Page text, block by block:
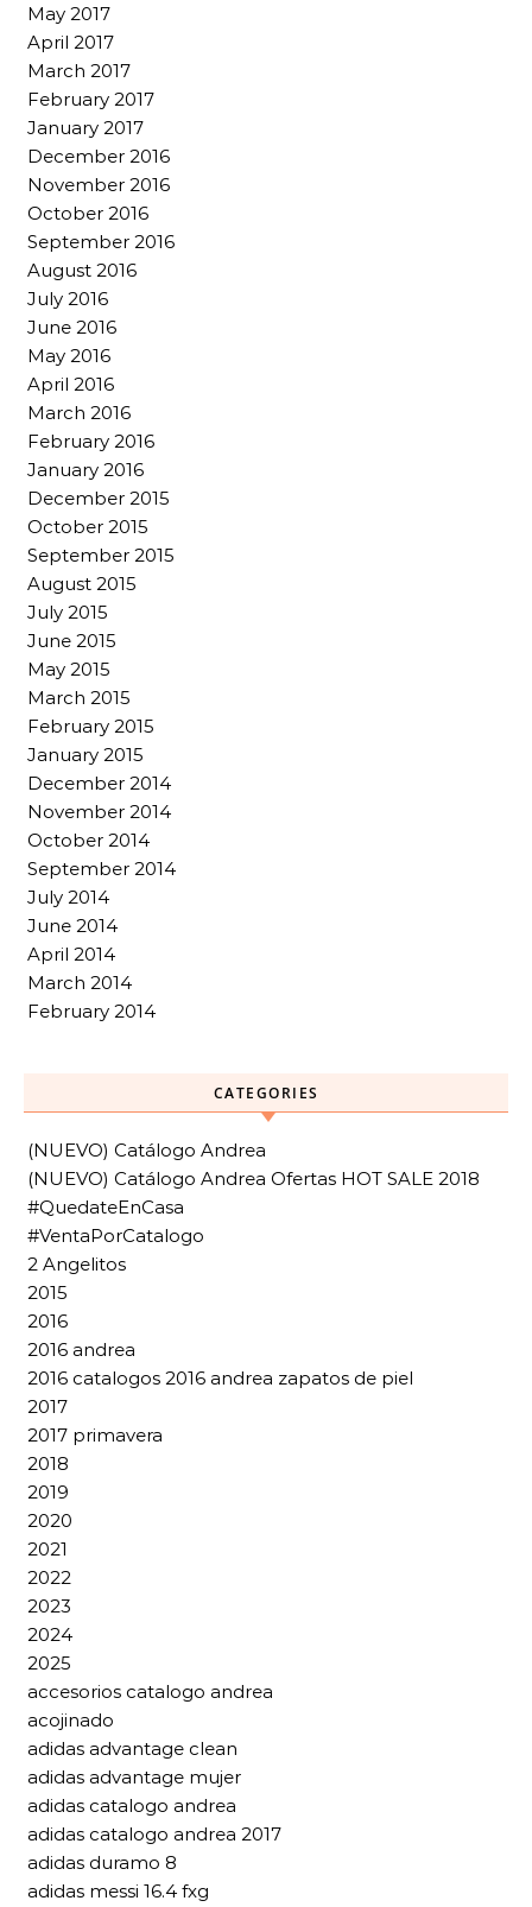
May 2017
April 2017
March 2017
February 2017
January 2017
December 2016
November 2016
October 2016
September 2016
August 2016
July 2016
June 2016
May 2016
April 2016
March 2016
February 2016
January 2016
December 2015
October 2015
September 2015
August 2015
July 2015
June 2015
May 2015
March 2015
February 2015
January 2015
December 2014
November 2014
October 2014
September 2014
July 2014
June 2014
April 2014
March 2014
February 2014
CATEGORIES
(NUEVO) Catálogo Andrea
(NUEVO) Catálogo Andrea Ofertas HOT SALE 2018
#QuedateEnCasa
#VentaPorCatalogo
2 Angelitos
2015
2016
2016 andrea
2016 catalogos 2016 andrea zapatos de piel
2017
2017 primavera
2018
2019
2020
2021
2022
2023
2024
2025
accesorios catalogo andrea
acojinado
adidas advantage clean
adidas advantage mujer
adidas catalogo andrea
adidas catalogo andrea 2017
adidas duramo 8
adidas messi 16.4 fxg